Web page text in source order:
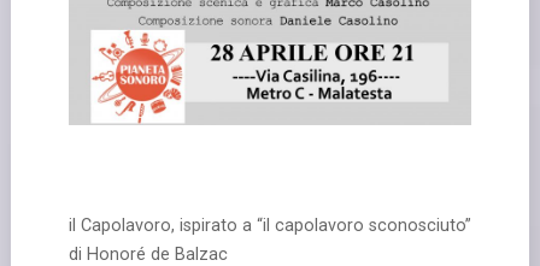
il Capolavoro, ispirato a “il capolavoro sconosciuto”
di Honoré de Balzac